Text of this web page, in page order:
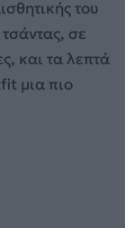
του
σε
και τα λεπτά
μια πιο